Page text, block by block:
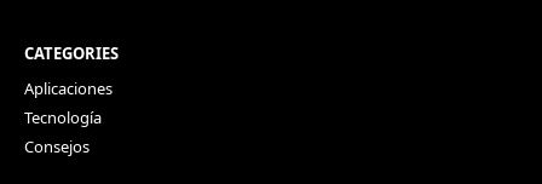
CATEGORIES
Aplicaciones
Tecnología
Consejos